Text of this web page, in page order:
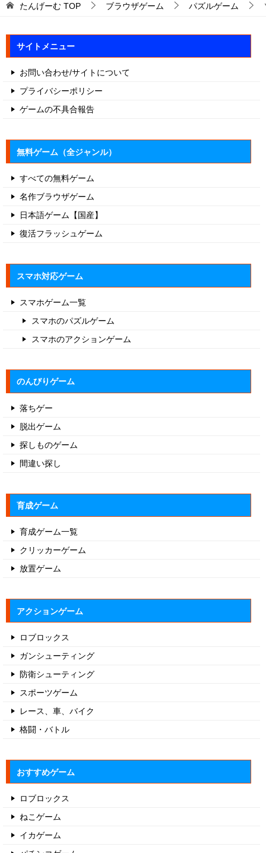
たんげーむ TOP ブラウザゲーム パズルゲーム
サイトメニュー
お問い合わせ/サイトについて
プライバシーポリシー
ゲームの不具合報告
無料ゲーム（全ジャンル）
すべての無料ゲーム
名作ブラウザゲーム
日本語ゲーム【国産】
復活フラッシュゲーム
スマホ対応ゲーム
スマホゲーム一覧
スマホのパズルゲーム
スマホのアクションゲーム
のんびりゲーム
落ちゲー
脱出ゲーム
探しものゲーム
間違い探し
育成ゲーム
育成ゲーム一覧
クリッカーゲーム
放置ゲーム
アクションゲーム
ロブロックス
ガンシューティング
防衛シューティング
スポーツゲーム
レース、車、バイク
格闘・バトル
おすすめゲーム
ロブロックス
ねこゲーム
イカゲーム